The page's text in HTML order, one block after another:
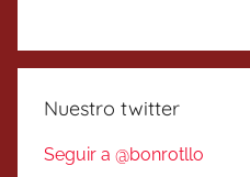
Nuestro twitter
Seguir a @bonrotllo